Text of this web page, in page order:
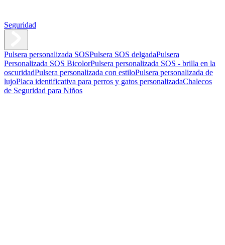
Seguridad
Pulsera personalizada SOSPulsera SOS delgadaPulsera
Personalizada SOS BicolorPulsera personalizada SOS - brilla en la
oscuridadPulsera personalizada con estiloPulsera personalizada de
lujoPlaca identificativa para perros y gatos personalizadaChalecos
de Seguridad para Niños